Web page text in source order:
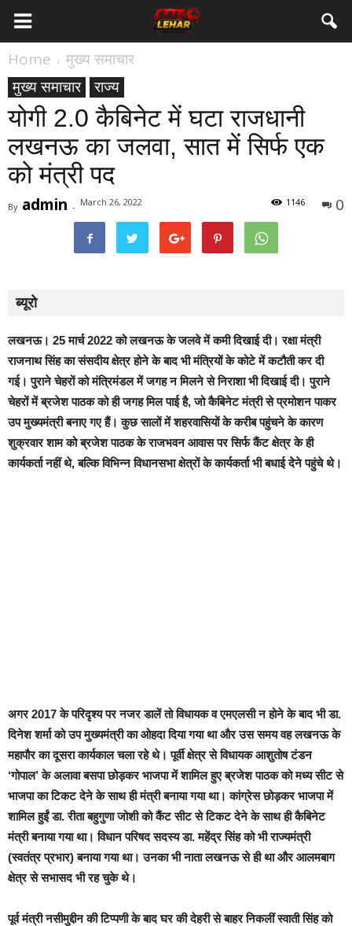
Home
मुख्य समाचार
मुख्य समाचार
राज्य
योगी 2.0 कैब‍िनेट में घटा राजधानी
लखनऊ का जलवा, सात में स‍िर्फ एक
को मंत्री पद
By admin - March 26, 2022 0
1146
ब्यूरो
लखनऊ। 25 मार्च 2022 को लखनऊ के जलवे में कमी दिखाई दी। रक्षा मंत्री
राजनाथ सिंह का संसदीय क्षेत्र होने के बाद भी मंत्रियों के कोटे में कटौती कर दी
गई। पुराने चेहरों को मंत्रिमंडल में जगह न मिलने से निराशा भी दिखाई दी। पुराने
चेहरों में ब्रजेश पाठक को ही जगह मिल पाई है, जो कैबिनेट मंत्री से प्रमोशन पाकर
उप मुख्यमंत्री बनाए गए हैं। कुछ सालों में शहरवासियों के करीब पहुंचने के कारण
शुक्रवार शाम को ब्रजेश पाठक के राजभवन आवास पर सिर्फ कैंट क्षेत्र के ही
कार्यकर्ता नहीं थे, बल्कि विभिन्न विधानसभा क्षेत्रों के कार्यकर्ता भी बधाई देेने पहुंचे थे।
अगर 2017 के परिदृश्य पर नजर डालें तो विधायक व एमएलसी न होने के बाद भी डा.
दिनेश शर्मा को उप मुख्यमंत्री का ओहदा दिया गया था और उस समय वह लखनऊ के
महापौर का दूसरा कार्यकाल चला रहे थे। पूर्वी क्षेत्र से विधायक आशुतोष टंडन
‘गोपाल’ के अलावा बसपा छोड़कर भाजपा में शामिल हुए ब्रजेश पाठक को मध्य सीट से
भाजपा का टिकट देने के साथ ही मंत्री बनाया गया था। कांग्रेस छोड़कर भाजपा में
शामिल हुईं डा. रीता बहुगुणा जोशी को कैंट सीट से टिकट देने के साथ ही कैबिनेट
मंत्री बनाया गया था। विधान परिषद सदस्य डा. महेंद्र सिंह को भी राज्यमंत्री
(स्वतंत्र प्रभार) बनाया गया था। उनका भी नाता लखनऊ से ही था और आलमबाग
क्षेत्र से सभासद भी रह चुके थे।
पूर्व मंत्री नसीमुद्दीन की टिप्पणी के बाद घर की देहरी से बाहर निकलीं स्वाती सिंह को